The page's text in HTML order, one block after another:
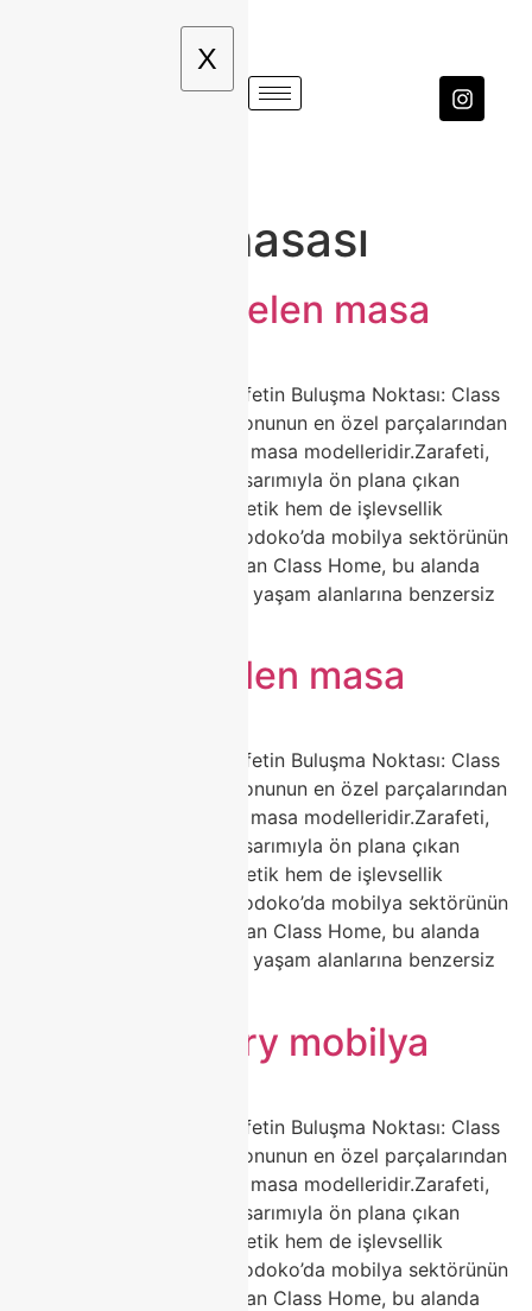
X
#mutfakmasası
modoko porselen masa
🍽️ Porselen Masa ile Zarafetin Buluşma Noktası: Class
Home Şıklığı Ev dekorasyonunun en özel parçalarından
biri hiç kuşkusuz porselen masa modelleridir.Zarafeti,
dayanıklılığı ve modern tasarımıyla ön plana çıkan
porselen masalar, hem estetik hem de işlevsellik
arayanların ilk tercihidir.Modoko’da mobilya sektörünün
öncü markalarından biri olan Class Home, bu alanda
fark yaratan tasarımlarıyla yaşam alanlarına benzersiz
İtalyan porselen masa
🍽️ Porselen Masa ile Zarafetin Buluşma Noktası: Class
Home Şıklığı Ev dekorasyonunun en özel parçalarından
biri hiç kuşkusuz porselen masa modelleridir.Zarafeti,
dayanıklılığı ve modern tasarımıyla ön plana çıkan
porselen masalar, hem estetik hem de işlevsellik
arayanların ilk tercihidir.Modoko’da mobilya sektörünün
öncü markalarından biri olan Class Home, bu alanda
fark yaratan tasarımlarıyla yaşam alanlarına benzersiz
modoko luxury mobilya
🍽️ Porselen Masa ile Zarafetin Buluşma Noktası: Class
Home Şıklığı Ev dekorasyonunun en özel parçalarından
biri hiç kuşkusuz porselen masa modelleridir.Zarafeti,
dayanıklılığı ve modern tasarımıyla ön plana çıkan
porselen masalar, hem estetik hem de işlevsellik
arayanların ilk tercihidir.Modoko’da mobilya sektörünün
öncü markalarından biri olan Class Home, bu alanda